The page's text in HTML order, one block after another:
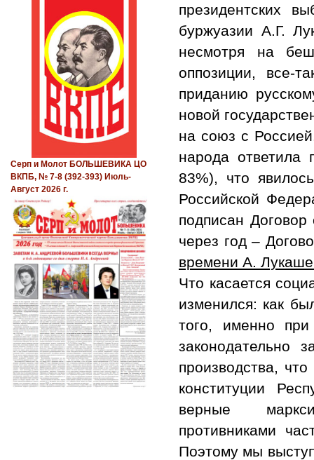
президентских
буржуазии А.Г.
несмотря на
оппозиции, все-
приданию
новой
на союз с
народа ответила
83%), что
Российской
подписан
через год –
времени А.
Что касается
изменился: как
того, именно
законодательно
производства,
конституции
верные
противниками
Поэтому мы
Серп и Молот БОЛЬШЕВИКА ЦО
ВКПБ, № 7-8 (392-393) Июль-
Август 2026 г.